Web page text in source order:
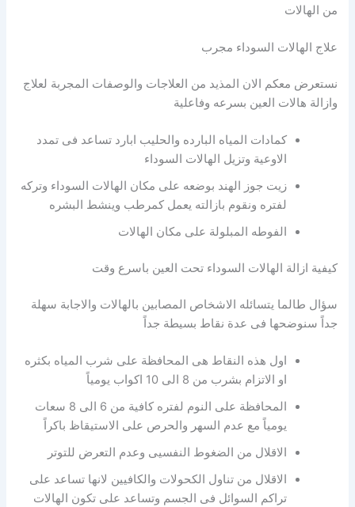
من الهالات
علاج الهالات السوداء مجرب
نستعرض معكم الان المذيد من العلاجات والوصفات المجربة لعلاج
وازالة هالات العين بسرعه وفاعلية
كمادات المياه البارده والحليب ابارد تساعد فى تمدد
الاوعية وتزيل الهالات السوداء
زيت جوز الهند بوضعه على مكان الهالات السوداء وتركه
لفتره ونقوم بازالته يعمل كمرطب وينشط البشره
الفوطه المبلولة على مكان الهالات
كيفية ازالة الهالات السوداء تحت العين باسرع وقت
سؤال طالما يتسائله الاشخاص المصابين بالهالات والاجابة سهلة
جداً سنوضحها فى عدة نقاط بسيطة جداً
اول هذه النقاط هى المحافظة على شرب المياه بكثره
او الاتزام بشرب من 8 الى 10 اكواب يومياً
المحافظة على النوم لفتره كافية من 6 الى 8 سعات
يومياً مع عدم السهر والحرص على الاستيقاظ باكراً
الاقلال من الضغوط النفسيى وعدم التعرض للتوتر
الاقلال من تناول الكحولات والكافيين لانها تساعد على
تراكم السوائل فى الجسم وتساعد على تكون الهالات